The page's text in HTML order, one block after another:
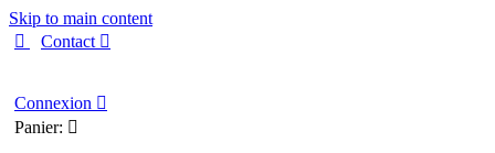
Skip to main content

Contact 
Connexion 
Panier: 